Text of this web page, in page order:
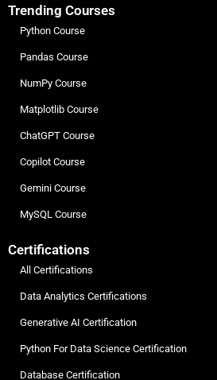
Trending Courses
Python Course
Pandas Course
NumPy Course
Matplotlib Course
ChatGPT Course
Copilot Course
Gemini Course
MySQL Course
Certifications
All Certifications
Data Analytics Certifications
Generative AI Certification
Python For Data Science Certification
Database Certification